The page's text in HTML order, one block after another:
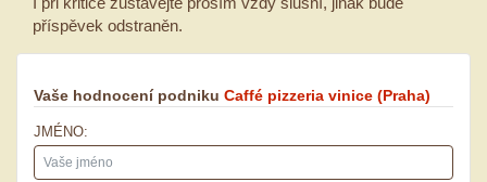
příspěvek odstraněn.
Vaše hodnocení podniku Caffé pizzeria vinice (Praha)
JMÉNO: